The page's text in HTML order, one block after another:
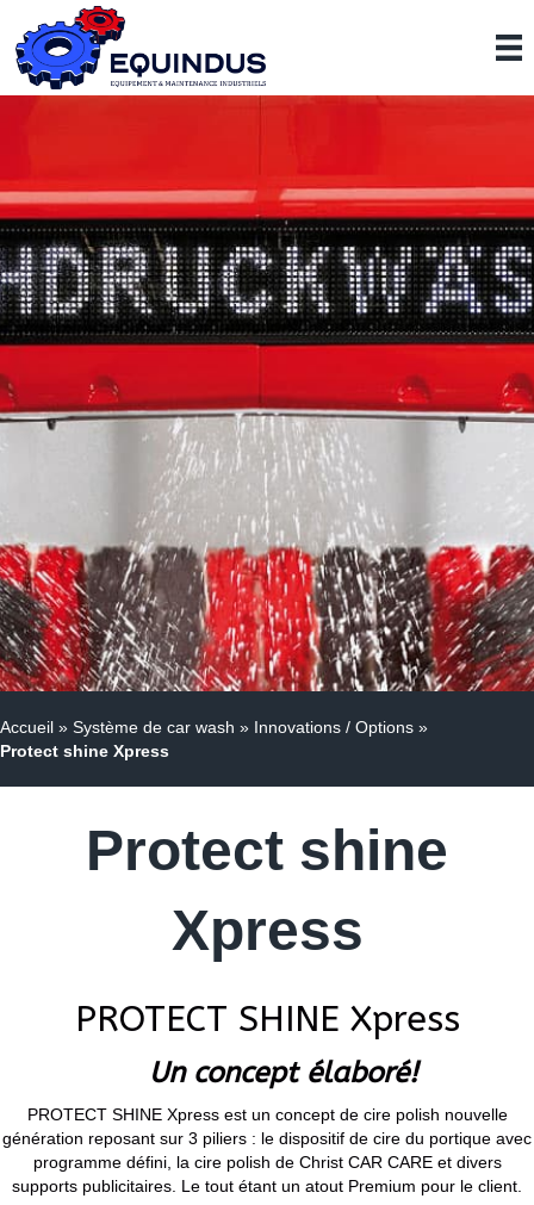
Accueil » Système de car wash » Innovations / Options »
Protect shine Xpress
Protect shine
Xpress
PROTECT SHINE Xpress
Un concept élaboré!
PROTECT SHINE Xpress est un concept de cire polish nouvelle
génération reposant sur 3 piliers : le dispositif de cire du portique avec
programme défini, la cire polish de Christ CAR CARE et divers
supports publicitaires. Le tout étant un atout Premium pour le client.